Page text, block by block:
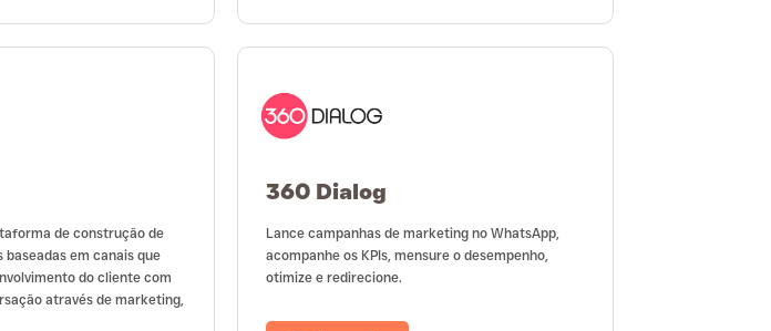
de construção de
em canais que
do cliente com
através de marketing,
360 Dialog
Lance campanhas de marketing no WhatsApp,
acompanhe os KPIs, mensure o desempenho,
otimize e redirecione.